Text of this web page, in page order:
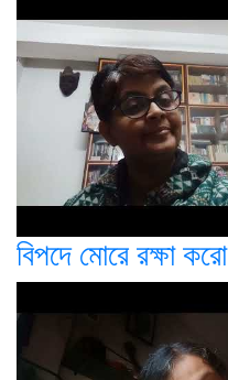
বিপদে মোরে রক্ষা করো